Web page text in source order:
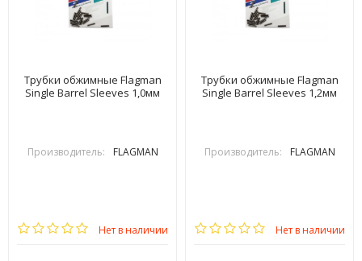
Трубки обжимные Flagman
Single Barrel Sleeves 1,0мм
Производитель: FLAGMAN
Нет в наличии
Трубки обжимные Flagman
Single Barrel Sleeves 1,2мм
Производитель: FLAGMAN
Нет в наличии